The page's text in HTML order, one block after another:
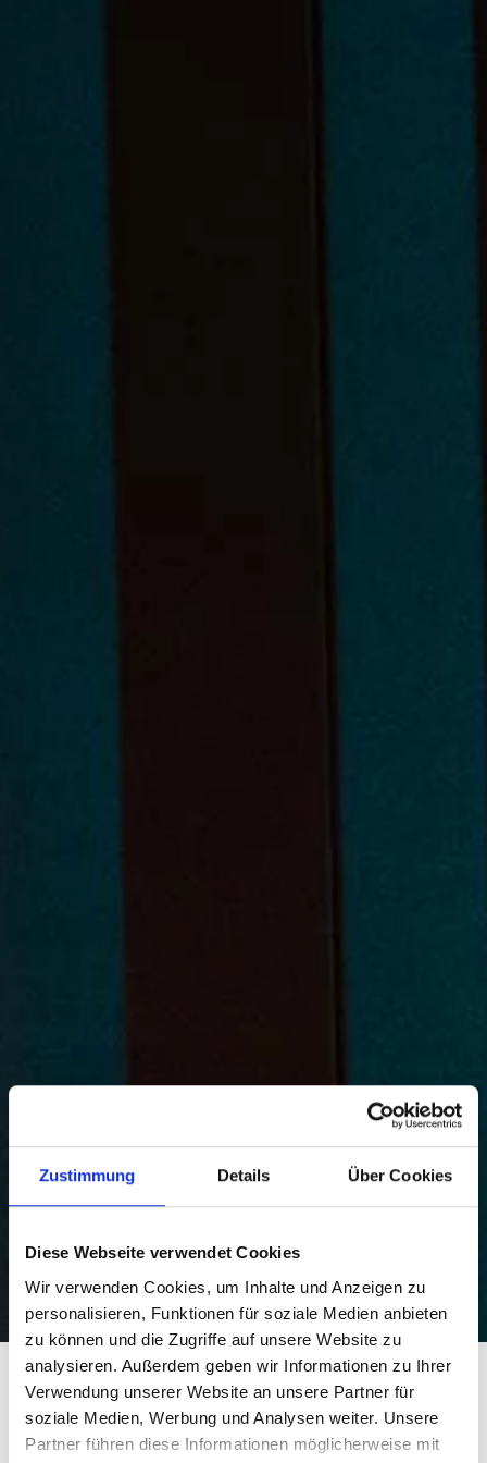
Zustimmung Details Über Cookies
Diese Webseite verwendet Cookies
Wir verwenden Cookies, um Inhalte und Anzeigen zu
personalisieren, Funktionen für soziale Medien anbieten
zu können und die Zugriffe auf unsere Website zu
analysieren. Außerdem geben wir Informationen zu Ihrer
Verwendung unserer Website an unsere Partner für
soziale Medien, Werbung und Analysen weiter. Unsere
Partner führen diese Informationen möglicherweise mit
Spalten-Generator
Raster mit Zeilen und Spalten zum